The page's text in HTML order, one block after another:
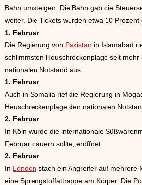
Bahn umsteigen. Die Bahn gab die
weiter. Die Tickets wurden etwa 10 Prozent
1. Februar
Die Regierung von Pakistan in Islamabad
schlimmsten Heuschreckenplage seit mehr
nationalen Notstand aus.
1. Februar
Auch in Somalia rief die Regierung in
Heuschreckenplage den nationalen
2. Februar
In Köln wurde die internationale
Februar dauern sollte, eröffnet.
2. Februar
In London stach ein Angreifer auf mehrere
eine Sprengstoffattrappe am Körper. Die